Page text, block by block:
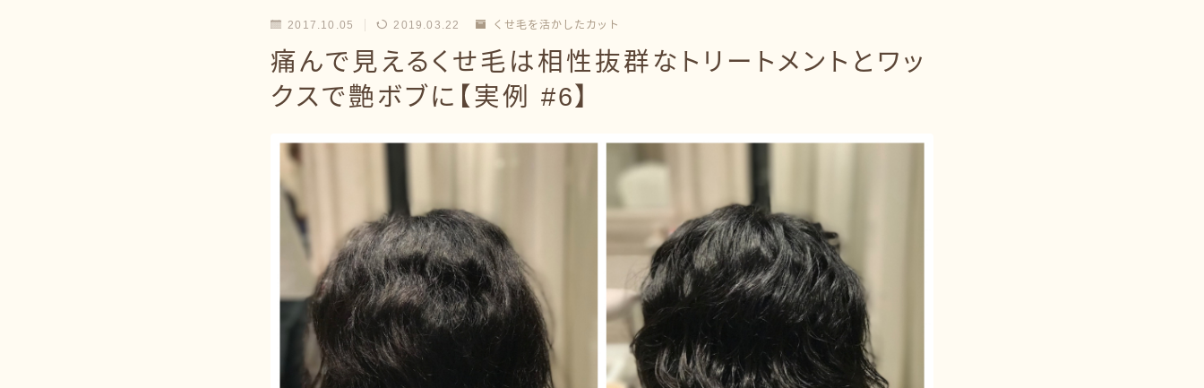
2017.10.05 2019.03.22 くせ毛を活かしたカット
痛んで見えるくせ毛は相性抜群なトリートメントとワッ
クスで艶ボブに【実例 #6】